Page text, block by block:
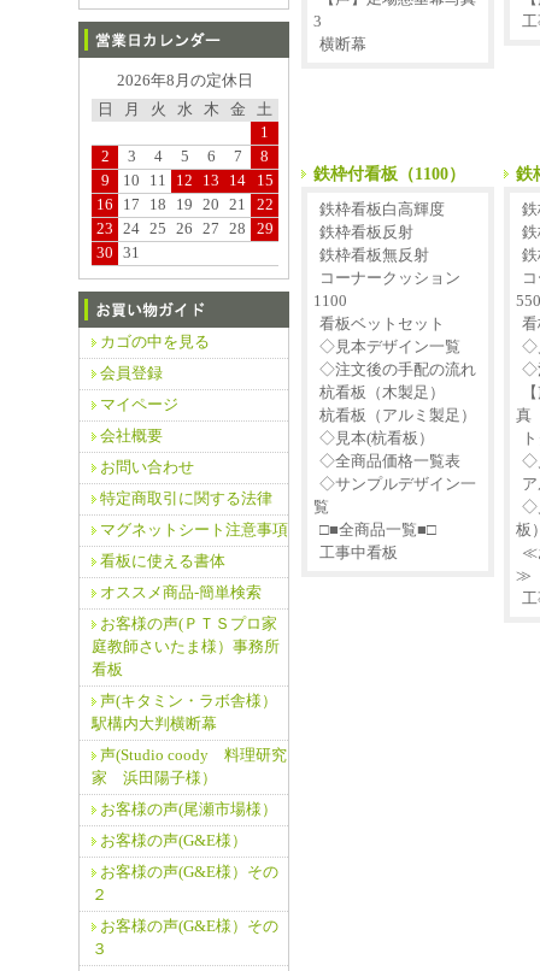
2026年8月の定休日
日
月 火 水 木 金
土
1
2
3 4 5 6 7
8
9
10 11 12 13 14
15
16
17 18 19 20 21
22
23
24 25 26 27 28
29
30
31
カゴの中を見る
会員登録
マイページ
会社概要
お問い合わせ
特定商取引に関する法律
マグネットシート注意事項
看板に使える書体
オススメ商品‐簡単検索
お客様の声(ＰＴＳプロ家
庭教師さいたま様）事務所
看板
声(キタミン・ラボ舎様）
駅構内大判横断幕
声(Studio coody 料理研究
家 浜田陽子様）
お客様の声(尾瀬市場様）
お客様の声(G&E様）
お客様の声(G&E様）その
２
お客様の声(G&E様）その
３
3
横断幕
鉄枠付看板（1100）
鉄枠看板白高輝度
鉄枠看板反射
鉄枠看板無反射
コーナークッション
1100
看板ベットセット
◇見本デザイン一覧
◇注文後の手配の流れ
杭看板（木製足）
杭看板（アルミ製足）
◇見本(杭看板）
◇全商品価格一覧表
◇サンプルデザイン一
覧
□■全商品一覧■□
工事中看板
鉄
550
◇
◇
真
◇
◇
板
≪
≫